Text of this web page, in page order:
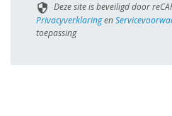
security Deze site is beveiligd door
Privacyverklaringen
toepassing